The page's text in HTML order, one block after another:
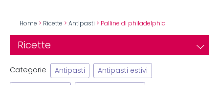
Home > Ricette > Antipasti > Palline di philadelphia
Ricette
Categorie Antipasti Antipasti estivi